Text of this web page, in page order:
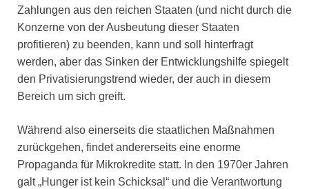
Zahlungen aus den reichen Staaten (und nicht durch die
Konzerne von der Ausbeutung dieser Staaten
profitieren) zu beenden, kann und soll hinterfragt
werden, aber das Sinken der Entwicklungshilfe spiegelt
den Privatisierungstrend wieder, der auch in diesem
Bereich um sich greift.
Während also einerseits die staatlichen Maßnahmen
zurückgehen, findet andererseits eine enorme
Propaganda für Mikrokredite statt. In den 1970er Jahren
galt „Hunger ist kein Schicksal“ und die Verantwortung